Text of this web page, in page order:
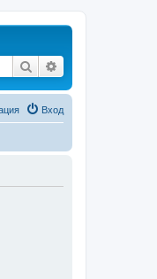
Поиск
Вход